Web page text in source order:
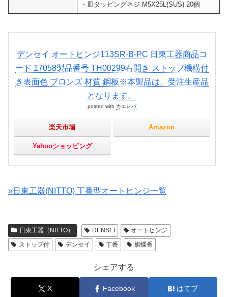
・皿タッピングネジ M5X25L(SUS) 20個
デンセイ オートヒンジ113SR-B-PC 日東工器商品コ
ード 17058製品番号 TH00299右開き ストップ機構付
き表面色 ブロンズ 材質 鋼板※本製品は、受注生産品
となります。
posted with カエレバ
楽天市場 Amazon
Yahooショッピング
»日東工器(NITTO) 丁番型オートヒンジ一覧
日東工器（NITTO） DENSEI
オートヒンジ
ストップ付
デンセイ 丁番 旗蝶番
シェアする
X Facebook はてブ